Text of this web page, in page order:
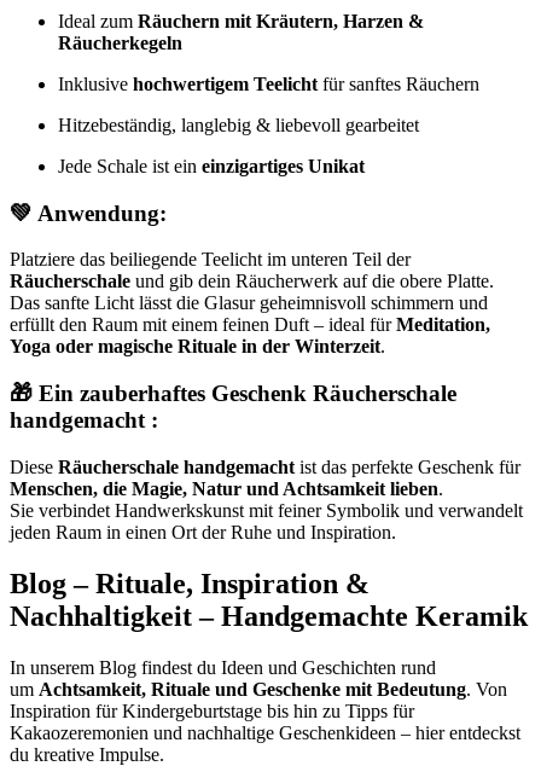
Ideal zum Räuchern mit Kräutern, Harzen &
Räucherkegeln
Inklusive hochwertigem Teelicht für sanftes Räuchern
Hitzebeständig, langlebig & liebevoll gearbeitet
Jede Schale ist ein einzigartiges Unikat
💚 Anwendung:
Platziere das beiliegende Teelicht im unteren Teil der
Räucherschale und gib dein Räucherwerk auf die obere Platte.
Das sanfte Licht lässt die Glasur geheimnisvoll schimmern und
erfüllt den Raum mit einem feinen Duft – ideal fürMeditation,
Yoga oder magische Rituale in der Winterzeit.
🎁 Ein zauberhaftes Geschenk Räucherschale
handgemacht :
Diese Räucherschale handgemacht ist das perfekte Geschenk für
Menschen, die Magie, Natur und Achtsamkeit lieben.
Sie verbindet Handwerkskunst mit feiner Symbolik und verwandelt
jeden Raum in einen Ort der Ruhe und Inspiration.
Blog – Rituale, Inspiration &
Nachhaltigkeit – Handgemachte Keramik
In unserem Blog findest du Ideen und Geschichten rund
um Achtsamkeit, Rituale und Geschenke mit Bedeutung. Von
Inspiration für Kindergeburtstage bis hin zu Tipps für
Kakaozeremonien und nachhaltige Geschenkideen – hier entdeckst
du kreative Impulse.